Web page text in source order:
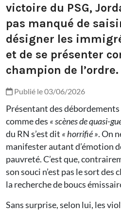
victoire du PSG,
pas manqué de
désigner les
et de se présenter
champion de l’ordre.
Publié le 03/06/2026
Présentant des
comme des « scènes de quasi-
du RN s’est dit « horrifié ». On
manifester autant d’émotion
pauvreté. C’est que,
son souci n’est pas le sort des
la recherche de boucs
Sans surprise, selon lui, les